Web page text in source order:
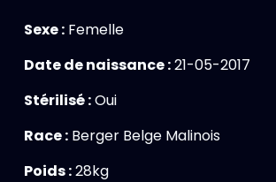
Sexe : Femelle
Date de naissance :21-05-2017
Stérilisé :Oui
Race : Berger Belge Malinois
Poids :28kg